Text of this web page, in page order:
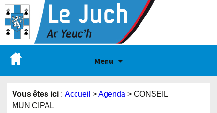
Menu
Vous êtes ici : Accueil >Agenda > CONSEIL
MUNICIPAL